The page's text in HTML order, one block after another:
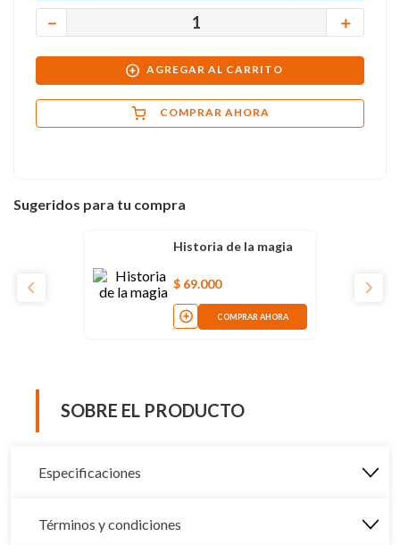
＋
－
AGREGAR AL CARRITO
COMPRAR AHORA
Sugeridos para tu compra
Historia de la magia
$ 69.000
COMPRAR AHORA
SOBRE EL PRODUCTO
Especificaciones
Términos y condiciones